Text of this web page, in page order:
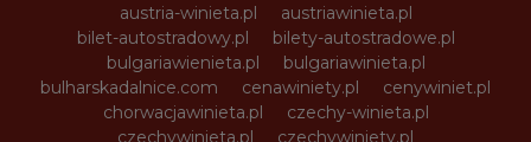
austria-winieta.pl
austriawinieta.pl
bilet-autostradowy.pl
bilety-autostradowe.pl
bulgariawienieta.pl
bulgariawinieta.pl
bulharskadalnice.com
cenawiniety.pl
cenywiniet.pl
chorwacjawinieta.pl
czechy-winieta.pl
czechywinieta.pl
czechywiniety.pl